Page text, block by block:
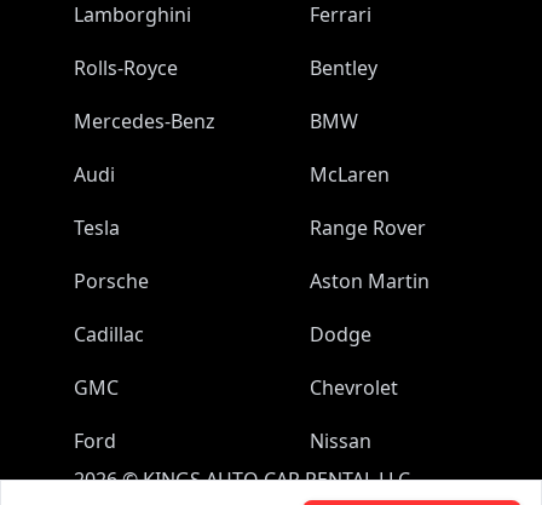
Lamborghini
Ferrari
Rolls-Royce
Bentley
Mercedes-Benz
BMW
Audi
McLaren
Tesla
Range Rover
Porsche
Aston Martin
Cadillac
Dodge
GMC
Chevrolet
Ford
Nissan
2026©KINGS AUTO CAR RENTAL LLC